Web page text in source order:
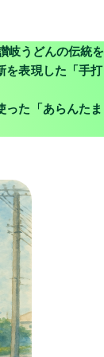
岐うどんの伝統
を表現した「手
った 「あらんた